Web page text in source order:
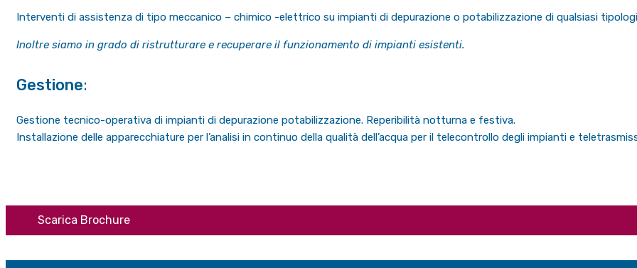
Interventi di assistenza di tipo meccanico – chimico -elettrico su impianti di depurazione o potabilizzazione di qualsiasi
Inoltre siamo in grado di ristrutturare e recuperare il funzionamento di impianti esistenti.
Gestione:
Gestione tecnico-operativa di impianti di depurazione potabilizzazione. Reperibilità notturna e festiva.
Installazione delle apparecchiature per l’analisi in continuo della qualità dell’acqua per il telecontrollo degli impianti e
Scarica Brochure